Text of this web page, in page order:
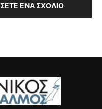
ΈΝΑ ΣΧΌΛΙΟ